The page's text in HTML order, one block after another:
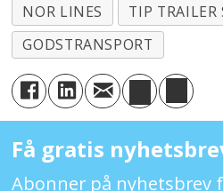
NOR LINES
TIP TRAILER
GODSTRANSPORT
Få gratis
Abonner på nyhetsbrev